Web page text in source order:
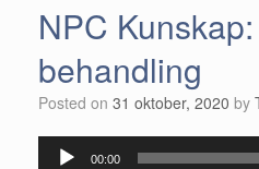
NPC
behandling
Posted on 31 oktober, 2020 by
Ljudspelare
00:00